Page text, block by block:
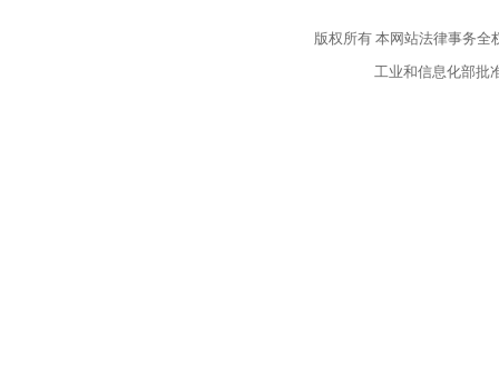
版权所有本网站法律事务全
工业和信息化部批